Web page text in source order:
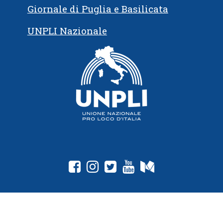
Giornale di Puglia e Basilicata
UNPLI Nazionale
fab fa-facebook-square
fab fa-instagram
fab fa-twitter-square
fab fa-youtube